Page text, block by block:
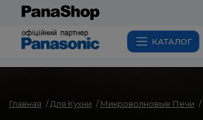
КАТАЛОГ
Главная Для Кухни Микроволновые Печи